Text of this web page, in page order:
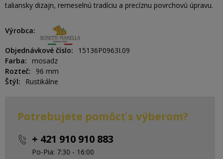
taliansky dizajn, remeselnú tradíciu a precíznu povrchovú úpravu.
Výrobca
Objednávkové číslo
15136P0963I.09
Farba
mosadz
Rozteč
96 mm
Štýl
Rustikálne
Potrebujete pomôcť s výberom?
+ 421 910 910 883
Po-Pia: 7:30 - 16:00